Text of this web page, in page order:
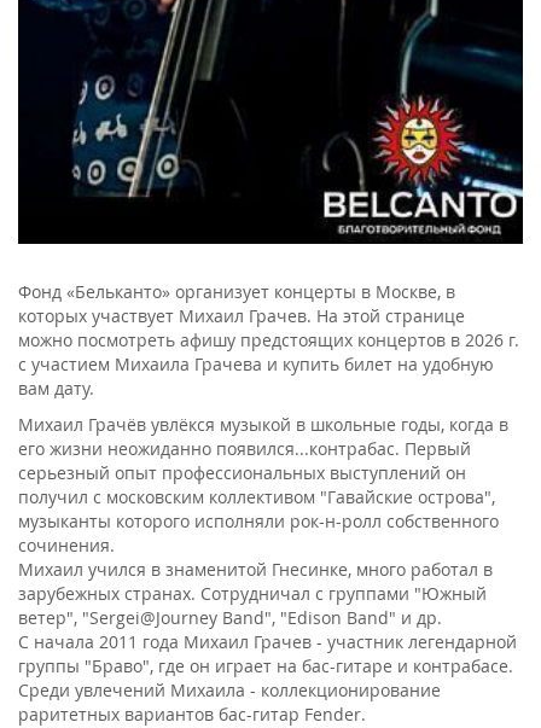
Фонд «Бельканто» организует концерты в Москве, в
которых участвует Михаил Грачев. На этой странице
можно посмотреть афишу предстоящих концертов в 2026 г.
с участием Михаила Грачева и купить билет на удобную
вам дату.
Михаил Грачёв увлёкся музыкой в школьные годы, когда в
его жизни неожиданно появился...контрабас. Первый
серьезный опыт профессиональных выступлений он
получил с московским коллективом "Гавайские острова",
музыканты которого исполняли рок-н-ролл собственного
сочинения.
Михаил учился в знаменитой Гнесинке, много работал в
зарубежных странах. Сотрудничал с группами "Южный
ветер", "Sergei@Journey Band", "Edison Band" и др.
С начала 2011 года Михаил Грачев - участник легендарной
группы "Браво", где он играет на бас-гитаре и контрабасе.
Среди увлечений Михаила - коллекционирование
раритетных вариантов бас-гитар Fender.